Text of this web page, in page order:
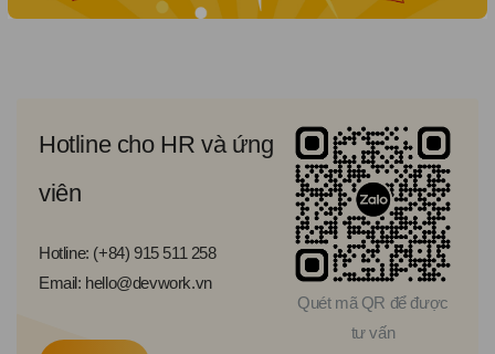
Hotline cho HR và ứng
viên
Hotline: (+84) 915 511 258
Email: hello@devwork.vn
Quét mã QR để được
tư vấn